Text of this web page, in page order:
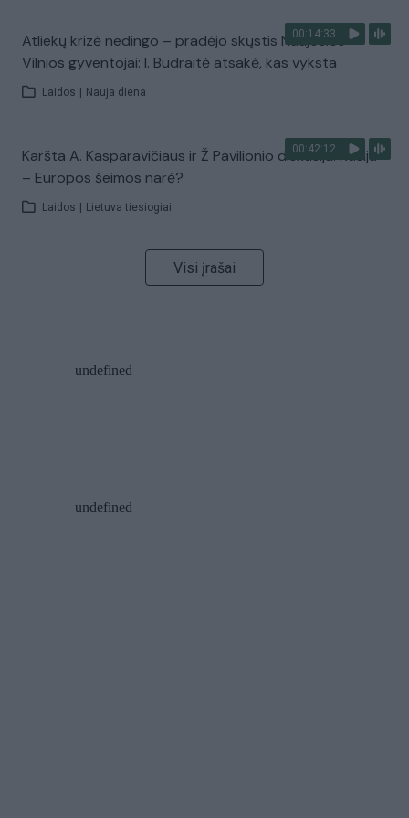
00:14:33
Atliekų krizė nedingo – pradėjo skųstis Naujosios
Vilnios gyventojai: I. Budraitė atsakė, kas vyksta
Laidos Nauja diena
00:42:12
Karšta A. Kasparavičiaus ir Ž Pavilionio diskusija: Rusija
– Europos šeimos narė?
Laidos Lietuva tiesiogiai
Visi įrašai